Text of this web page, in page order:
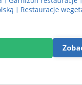
| Restauracje